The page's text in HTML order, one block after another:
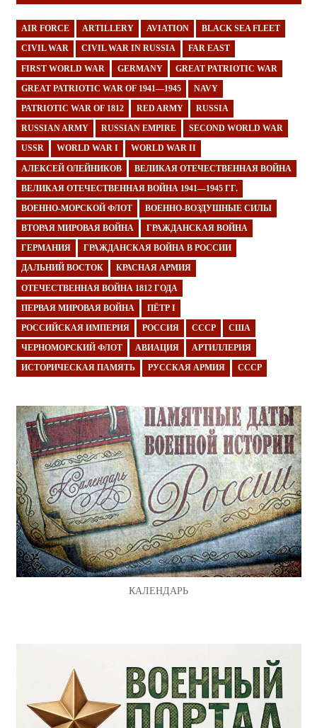
AIR FORCE ARTILLERY AVIATION BLACK SEA FLEET
CIVIL WAR CIVIL WAR IN RUSSIA FAR EAST
FIRST WORLD WAR GERMANY GREAT PATRIOTIC WAR
GREAT PATRIOTIC WAR OF 1941—1945 NAVY
PATRIOTIC WAR OF 1812 RED ARMY RUSSIA
RUSSIAN ARMY RUSSIAN EMPIRE SECOND WORLD WAR
USSR WORLD WAR I WORLD WAR II
АЛЕКСЕЙ ОЛЕЙНИКОВ ВЕЛИКАЯ ОТЕЧЕСТВЕННАЯ ВОЙНА
ВЕЛИКАЯ ОТЕЧЕСТВЕННАЯ ВОЙНА 1941—1945 ГГ.
ВОЕННО-МОРСКОЙ ФЛОТ ВОЕННО-ВОЗДУШНЫЕ СИЛЫ
ВТОРАЯ МИРОВАЯ ВОЙНА ГРАЖДАНСКАЯ ВОЙНА
ГЕРМАНИЯ ГРАЖДАНСКАЯ ВОЙНА В РОССИИ
ДАЛЬНИЙ ВОСТОК КРАСНАЯ АРМИЯ
ОТЕЧЕСТВЕННАЯ ВОЙНА 1812 ГОДА
ПЕРВАЯ МИРОВАЯ ВОЙНА ПЁТР I
РОССИЙСКАЯ ИМПЕРИЯ РОССИЯ СССР США
ЧЕРНОМОРСКИЙ ФЛОТ АВИАЦИЯ АРТИЛЛЕРИЯ
ИСТОРИЧЕСКАЯ ПАМЯТЬ РУССКАЯ АРМИЯ СССР
КАЛЕНДАРЬ